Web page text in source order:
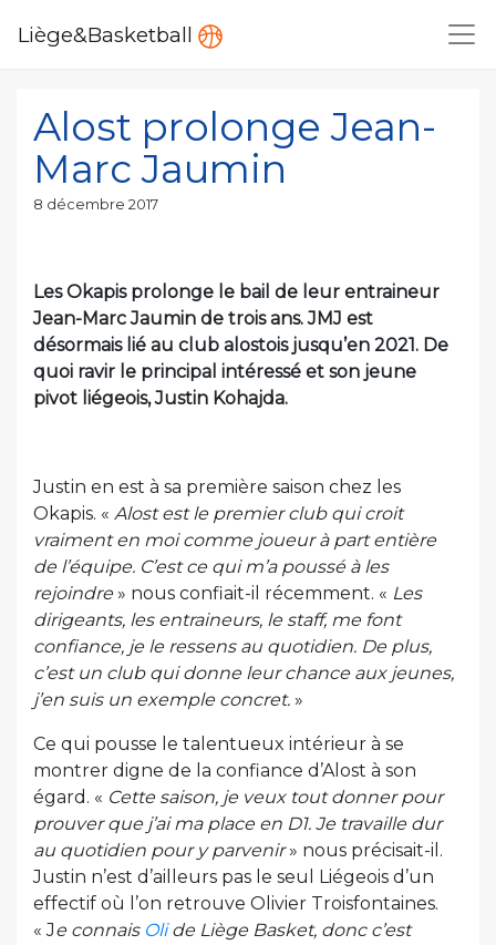
Liège&Basketball
Alost prolonge Jean-
Marc Jaumin
Publié
8 décembre 2017
Les Okapis prolonge le bail de leur entraineur
Jean-Marc Jaumin de trois ans. JMJ est
désormais lié au club alostois jusqu’en 2021. De
quoi ravir le principal intéressé et son jeune
pivot liégeois, Justin Kohajda.
Justin en est à sa première saison chez les
Okapis. « Alost est le premier club qui croit
vraiment en moi comme joueur à part entière
de l’équipe. C’est ce qui m’a poussé à les
rejoindre» nous confiait-il récemment. « Les
dirigeants, les entraineurs, le staff, me font
confiance, je le ressens au quotidien. De plus,
c’est un club qui donne leur chance aux jeunes,
j’en suis un exemple concret. »
Ce qui pousse le talentueux intérieur à se
montrer digne de la confiance d’Alost à son
égard. « Cette saison, je veux tout donner pour
prouver que j’ai ma place en D1. Je travaille dur
au quotidien pour y parvenir» nous précisait-il.
Justin n’est d’ailleurs pas le seul Liégeois d’un
effectif où l’on retrouve Olivier Troisfontaines.
« Je connais Olide Liège Basket, donc c’est